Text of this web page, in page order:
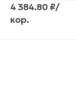
4 384.80 ₽/
кор.